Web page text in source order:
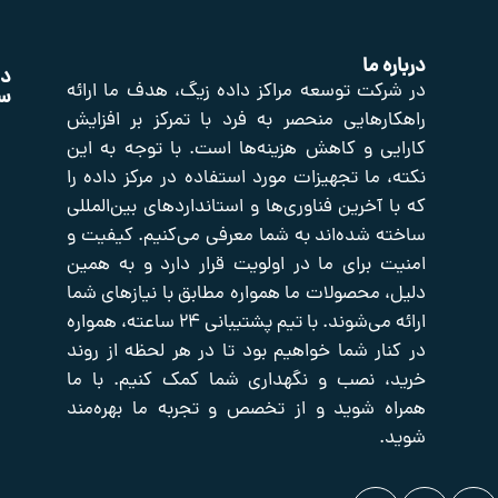
توسعه مراکز داده زیگ، هدف ما ارائه
منحصر به فرد با تمرکز بر افزایش
و کاهش هزینه‌ها است. با توجه به این
ما تجهیزات مورد استفاده در مرکز داده را
فناوری‌ها و استانداردهای بین‌المللی
شده‌اند به شما معرفی می‌کنیم. کیفیت و
برای ما در اولویت قرار دارد و به همین
محصولات ما همواره مطابق با نیازهای شما
ارائه می‌شوند. با تیم پشتیبانی ۲۴ ساعته، همواره
شما خواهیم بود تا در هر لحظه از روند
نصب و نگهداری شما کمک کنیم. با ما
شوید و از تخصص و تجربه ما بهره‌مند
دسترسی
سریع
محصولات
محصولات
اعتماد
صفحه
اصلی
فروشگاه
درباره
ما
تماس
با
ما
بانک
مقالات
اکتیو
شبکه
تایم
سرور
پسیو
شبکه
حفاظت
پیرامونی